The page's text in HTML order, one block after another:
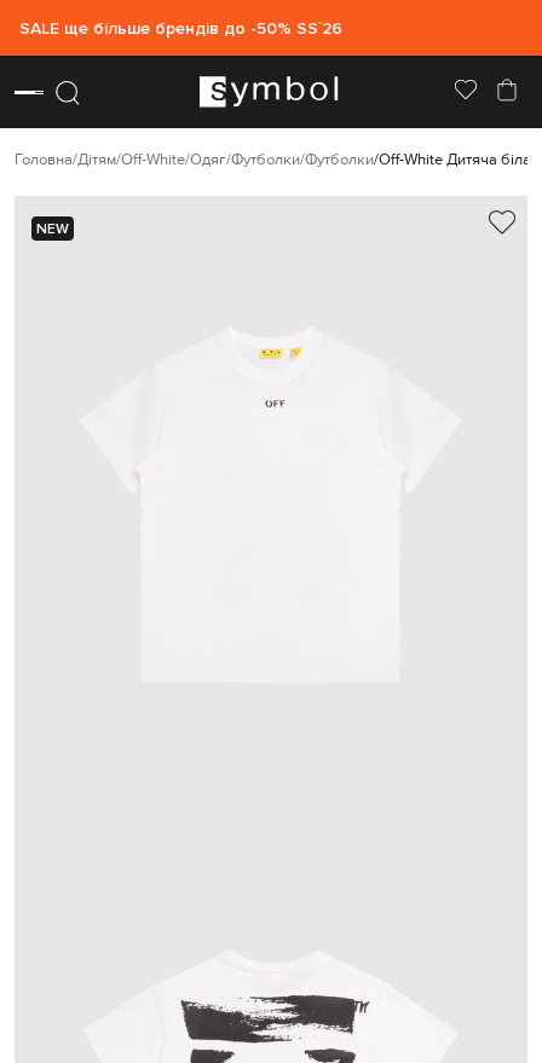
SALE ще більше брендів до -50% SS`26
Головна Дітям Off-White Одяг Футболки Футболки Off-White Дитяча біла
NEW